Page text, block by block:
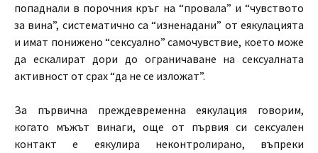
попаднали в порочния кръг на “провала” и “чувството
за вина”, систематично са “изненадани” от еякулацията
и имат понижено “сексуално” самочувствие, което може
да ескалират дори до ограничаване на сексуалната
активност от срах “да не се изложат”.
За първична преждевременна еякулация говорим,
когато мъжът винаги, още от първия си сексуален
контакт е еякулира неконтролирано, въпреки